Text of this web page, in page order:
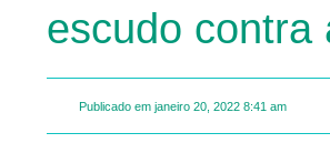
escudo contra
Publicado em janeiro 20, 2022 8:41 am